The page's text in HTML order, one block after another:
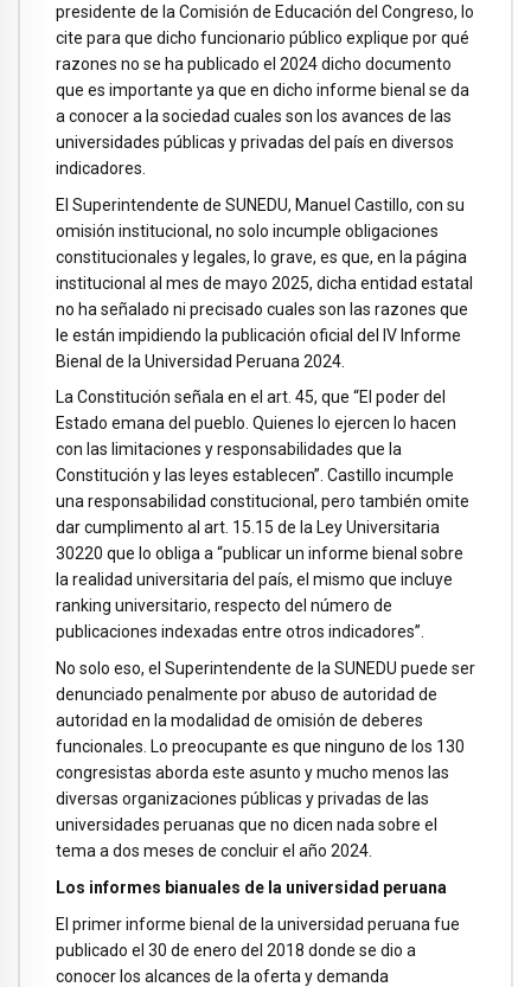
presidente de la Comisión de Educación del Congreso, lo
cite para que dicho funcionario público explique por qué
razones no se ha publicado el 2024 dicho documento
que es importante ya que en dicho informe bienal se da
a conocer a la sociedad cuales son los avances de las
universidades públicas y privadas del país en diversos
indicadores.
El Superintendente de SUNEDU, Manuel Castillo, con su
omisión institucional, no solo incumple obligaciones
constitucionales y legales, lo grave, es que, en la página
institucional al mes de mayo 2025, dicha entidad estatal
no ha señalado ni precisado cuales son las razones que
le están impidiendo la publicación oficial del IV Informe
Bienal de la Universidad Peruana 2024.
La Constitución señala en el art. 45, que “El poder del
Estado emana del pueblo. Quienes lo ejercen lo hacen
con las limitaciones y responsabilidades que la
Constitución y las leyes establecen”. Castillo incumple
una responsabilidad constitucional, pero también omite
dar cumplimento al art. 15.15 de la Ley Universitaria
30220 que lo obliga a “publicar un informe bienal sobre
la realidad universitaria del país, el mismo que incluye
ranking universitario, respecto del número de
publicaciones indexadas entre otros indicadores”.
No solo eso, el Superintendente de la SUNEDU puede ser
denunciado penalmente por abuso de autoridad de
autoridad en la modalidad de omisión de deberes
funcionales. Lo preocupante es que ninguno de los 130
congresistas aborda este asunto y mucho menos las
diversas organizaciones públicas y privadas de las
universidades peruanas que no dicen nada sobre el
tema a dos meses de concluir el año 2024.
Los informes bianuales de la universidad peruana
El primer informe bienal de la universidad peruana fue
publicado el 30 de enero del 2018 donde se dio a
conocer los alcances de la oferta y demanda